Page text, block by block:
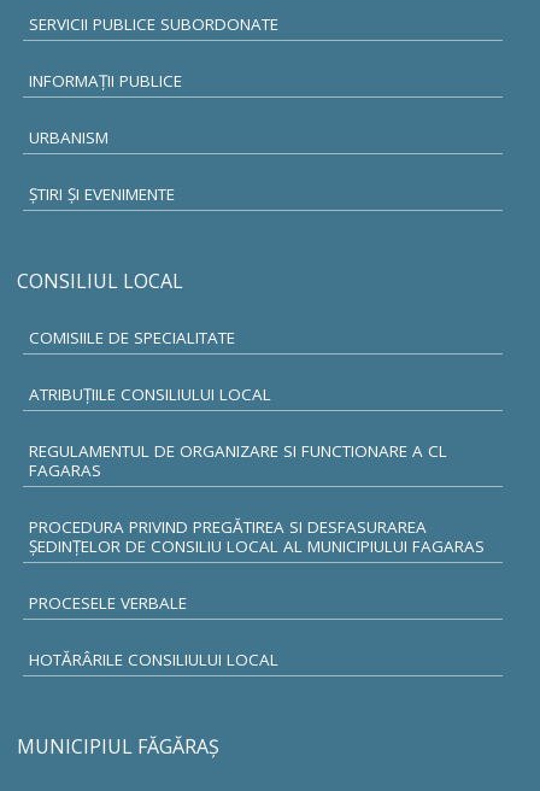
SERVICII PUBLICE SUBORDONATE
INFORMAŢII PUBLICE
URBANISM
ŞTIRI ŞI EVENIMENTE
CONSILIUL LOCAL
COMISIILE DE SPECIALITATE
ATRIBUŢIILE CONSILIULUI LOCAL
REGULAMENTUL DE ORGANIZARE SI FUNCTIONARE A CL
FAGARAS
PROCEDURA PRIVIND PREGĂTIREA SI DESFASURAREA
ȘEDINȚELOR DE CONSILIU LOCAL AL MUNICIPIULUI FAGARAS
PROCESELE VERBALE
HOTĂRÂRILE CONSILIULUI LOCAL
MUNICIPIUL FĂGĂRAŞ